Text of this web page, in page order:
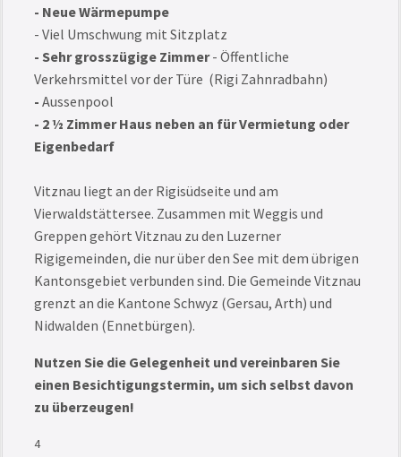
- Neue Wärmepumpe
- Viel Umschwung mit Sitzplatz
- Sehr grosszügige Zimmer- Öffentliche
Verkehrsmittel vor der Türe (Rigi Zahnradbahn)
- Aussenpool
- 2 ½ Zimmer Haus neben an für Vermietung oder
Eigenbedarf
Vitznau liegt an der Rigisüdseite und am
Vierwaldstättersee. Zusammen mit Weggis und
Greppen gehört Vitznau zu den Luzerner
Rigigemeinden, die nur über den See mit dem übrigen
Kantonsgebiet verbunden sind. Die Gemeinde Vitznau
grenzt an die Kantone Schwyz (Gersau, Arth) und
Nidwalden (Ennetbürgen).
Nutzen Sie die Gelegenheit und vereinbaren Sie
einen Besichtigungstermin, um sich selbst davon
zu überzeugen!
4